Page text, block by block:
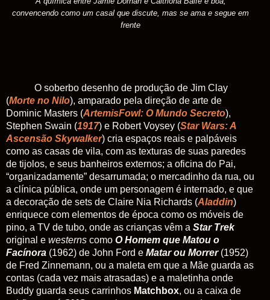
convencendo como um casal que discute, mas se ama e segue em
frente
O soberbo desenho de produção de Jim Clay
(Morte no Nilo), amparado pela direção de arte de
Dominic Masters (ArtemisFowl: O Mundo Secreto),
Stephen Swain (1917) e Robert Voysey (Star Wars: A
Ascensão Skywalker) cria espaços reais e palpáveis
como as casas de vila, com as texturas de suas paredes
de tijolos, e seus banheiros externos; a oficina do Pai,
“organizadamente” desarrumada; o mercadinho da rua, ou
a clínica pública, onde um personagem é internado, e que
a decoração de sets de Claire Nia Richards (Aladdin)
enriquece com elementos de época como os móveis de
pino, a TV de tubo, onde as crianças vêm a Star Trek
original e westerns como O Homem que Matou o
Facínora (1962) de John Ford e Matar ou Morrer(1952)
de Fred Zinnemann, ou a maleta em que a Mãe guarda as
contas (cada vez mais atrasadas) e a maletinha onde
Buddy guarda seus carrinhos Matchbox, ou a caixa de